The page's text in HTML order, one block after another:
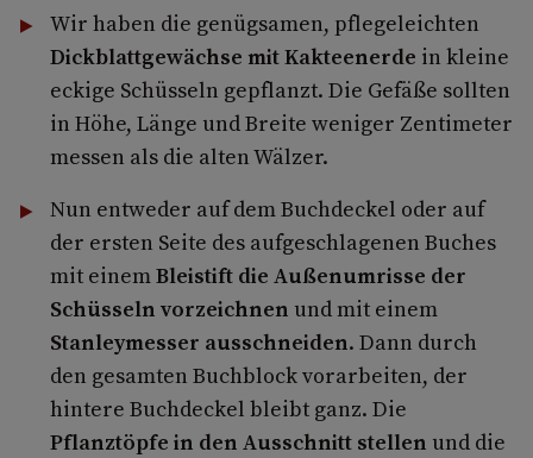
Wir haben die genügsamen, pflegeleichten
Dickblattgewächse mit Kakteenerde in kleine
eckige Schüsseln gepflanzt. Die Gefäße sollten
in Höhe, Länge und Breite weniger Zentimeter
messen als die alten Wälzer.
Nun entweder auf dem Buchdeckel oder auf
der ersten Seite des aufgeschlagenen Buches
mit einemBleistift die Außenumrisse der
Schüsseln vorzeichnen und mit einem
Stanleymesser ausschneiden. Dann durch
den gesamten Buchblock vorarbeiten, der
hintere Buchdeckel bleibt ganz. Die
Pflanztöpfe in den Ausschnitt stellen und die